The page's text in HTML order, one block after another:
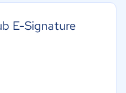
E-Signature